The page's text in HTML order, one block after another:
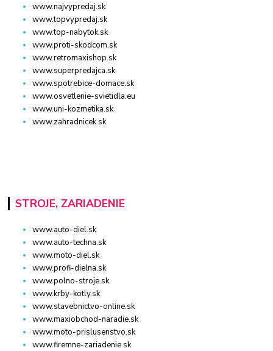
www.najvypredaj.sk
www.topvypredaj.sk
www.top-nabytok.sk
www.proti-skodcom.sk
www.retromaxishop.sk
www.superpredajca.sk
www.spotrebice-domace.sk
www.osvetlenie-svietidla.eu
www.uni-kozmetika.sk
www.zahradnicek.sk
STROJE, ZARIADENIE
www.auto-diel.sk
www.auto-techna.sk
www.moto-diel.sk
www.profi-dielna.sk
www.polno-stroje.sk
www.krby-kotly.sk
www.stavebnictvo-online.sk
www.maxiobchod-naradie.sk
www.moto-prislusenstvo.sk
www.firemne-zariadenie.sk